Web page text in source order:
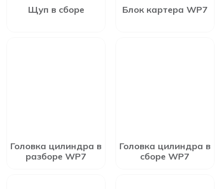
Щуп в сборе Блок картера WP7
Головка цилиндра в
разборе WP7
Головка цилиндра в
сборе WP7